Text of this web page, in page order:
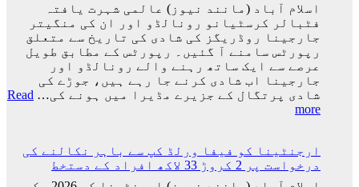
اسلام آباد (مانند نیوز) عالمی شہرت یافتہ
فٹبالر کرسٹیانو رونالڈو اور ان کی منگیتر
جارجینا روڈریگز کی شادی کی تاریخ سے متعلق
رپورٹس سامنے آ گئیں۔ رپورٹس کے مطابق طویل
عرصے سے ایک ساتھ رہنے والے رونالڈو اور
جارجینا اب شادی کرنے جا رہے ہیں، جوڑے کی
شادی پرتگال کے جزیرے مڈیرا میں ہونے کی… Read
more
:
اور
جارجینا
روڈریگز
ارجنٹینا کو فیفا ورلڈ کپ سے باہر نکالنے کی
درخواست پر 2 کروڑ 33 لاکھ افراد کے دستخط